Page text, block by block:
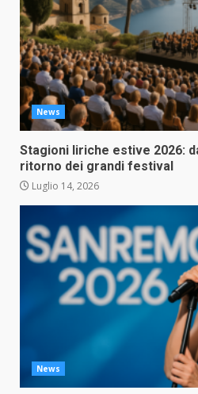
News
Stagioni liriche estive 2026:
ritorno dei grandi festival
Luglio 14, 2026
News